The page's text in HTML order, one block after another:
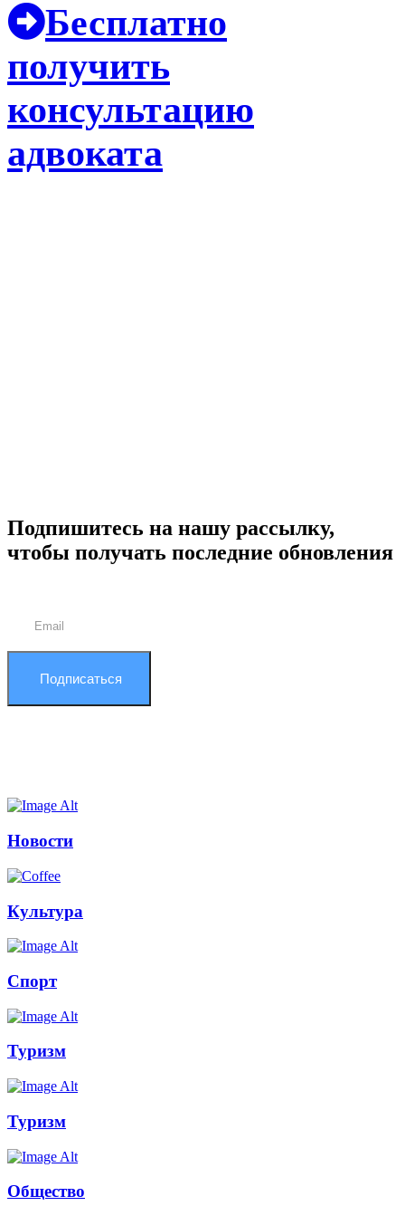
Бесплатно
получить
консультацию
адвоката
Подпишитесь на нашу рассылку,
чтобы получать последние обновления
Подписаться
Новости
Культура
Спорт
Туризм
Туризм
Общество